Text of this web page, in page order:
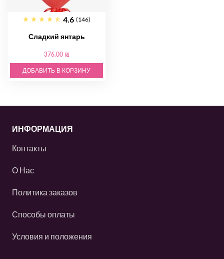
4.6 (146)
Сладкий янтарь
376.00 ₪
ДОБАВИТЬ В КОРЗИНУ
ИНФОРМАЦИЯ
Контакты
О Нас
Политика заказов
Способы оплаты
Условия и положения